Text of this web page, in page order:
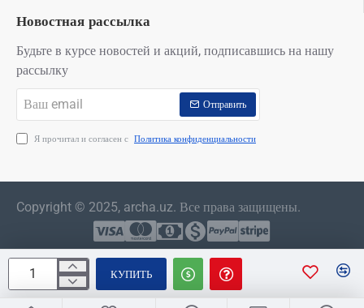
КУПИТЬ
Новостная рассылка
Будьте в курсе новостей и акций, подписавшись на нашу
рассылку
email
Отправить
Я прочитал и согласен с Политика конфиденциальности
Copyright © 2025, archa.uz. Все права защищены.